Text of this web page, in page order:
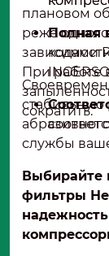
Полная
кодами
плановом
реже
При работе
сократить.
стабильную
службы
Выбирайте
фильтры